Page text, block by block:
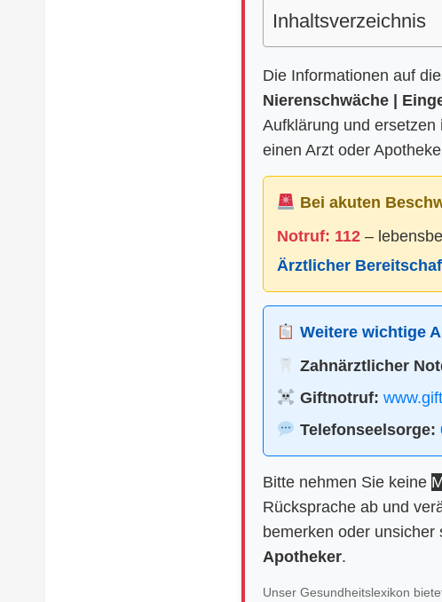
Inhaltsverzeichnis
Die Informationen auf
Nierenschwäche |
Aufklärung und ersetzen
einen Arzt oder
Bei akuten
Notruf: 112 –
Ärztlicher
Weitere wichtige
Zahnärztlicher
Giftnotruf:
Telefonseelsorge:
Bitte nehmen Sie keine
Rücksprache ab und
bemerken oder
Apotheker.
Unser Gesundheitslexikon